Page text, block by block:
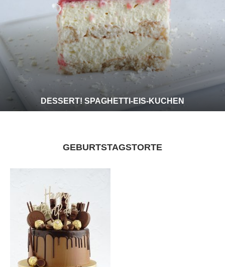
DESSERT! SPAGHETTI-EIS-KUCHEN
GEBURTSTAGSTORTE